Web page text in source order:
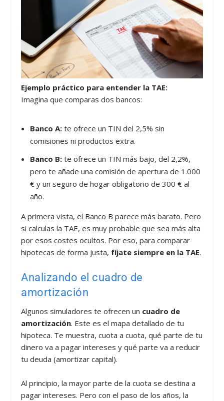
Ejemplo práctico para entender la TAE:
Imagina que comparas dos bancos:
Banco A:te ofrece un TIN del 2,5% sin
comisiones ni productos extra.
Banco B:te ofrece un TIN más bajo, del 2,2%,
pero te añade una comisión de apertura de 1.000
€ y un seguro de hogar obligatorio de 300 € al
año.
A primera vista, el Banco B parece más barato. Pero
si calculas la TAE, es muy probable que sea más alta
por esos costes ocultos. Por eso, para comparar
hipotecas de forma justa, fíjate siempre en la TAE.
Analizando el cuadro de
amortización
Algunos simuladores te ofrecen un cuadro de
amortización. Este es el mapa detallado de tu
hipoteca. Te muestra, cuota a cuota, qué parte de tu
dinero va a pagar intereses y qué parte va a reducir
tu deuda (amortizar capital).
Al principio, la mayor parte de la cuota se destina a
pagar intereses. Pero con el paso de los años, la